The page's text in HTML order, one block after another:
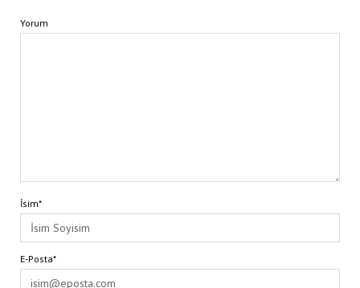
Yorum
İsim*
E-Posta*